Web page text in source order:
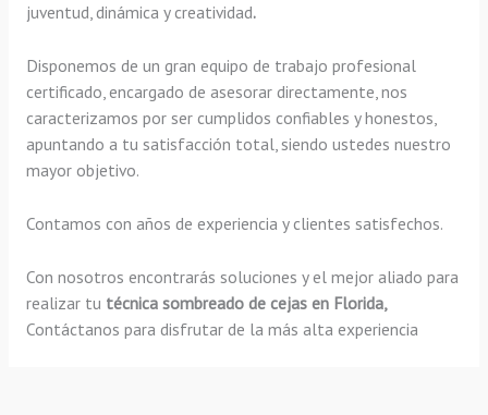
juventud, dinámica y creatividad.
Disponemos de un gran equipo de trabajo profesional
certificado, encargado de asesorar directamente, nos
caracterizamos por ser cumplidos confiables y honestos,
apuntando a tu satisfacción total, siendo ustedes nuestro
mayor objetivo.
Contamos con años de experiencia y clientes satisfechos.
Con nosotros encontrarás soluciones y el mejor aliado para
realizar tu técnica sombreado de cejas en Florida,
Contáctanos para disfrutar de la más alta experiencia